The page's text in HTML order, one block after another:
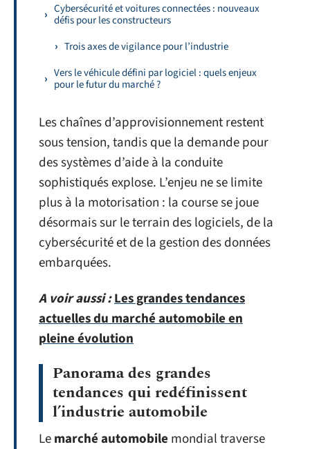
Cybersécurité et voitures connectées : nouveaux
défis pour les constructeurs
Trois axes de vigilance pour l’industrie
Vers le véhicule défini par logiciel : quels enjeux
pour le futur du marché ?
Les chaînes d’approvisionnement restent
sous tension, tandis que la demande pour
des systèmes d’aide à la conduite
sophistiqués explose. L’enjeu ne se limite
plus à la motorisation : la course se joue
désormais sur le terrain des logiciels, de la
cybersécurité et de la gestion des données
embarquées.
A voir aussi :Les grandes tendances
actuelles du marché automobile en
pleine évolution
Panorama des grandes
tendances qui redéfinissent
l’industrie automobile
Lemarché automobile mondial traverse